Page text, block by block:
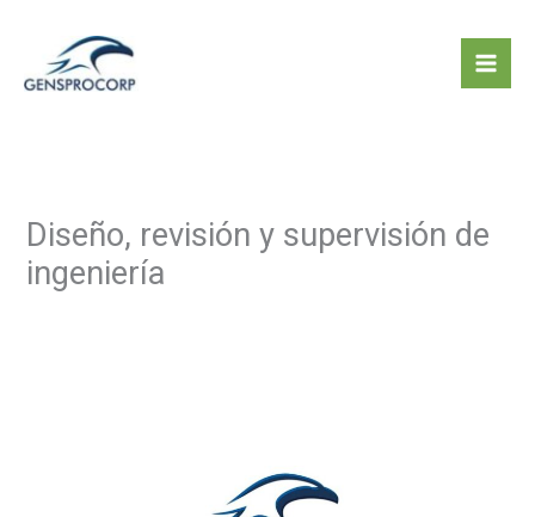
contenido
Diseño, revisión y supervisión de
ingeniería